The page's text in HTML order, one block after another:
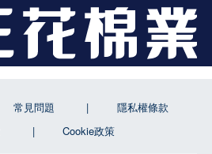
常見問題
隱私權條款
Cookie政策